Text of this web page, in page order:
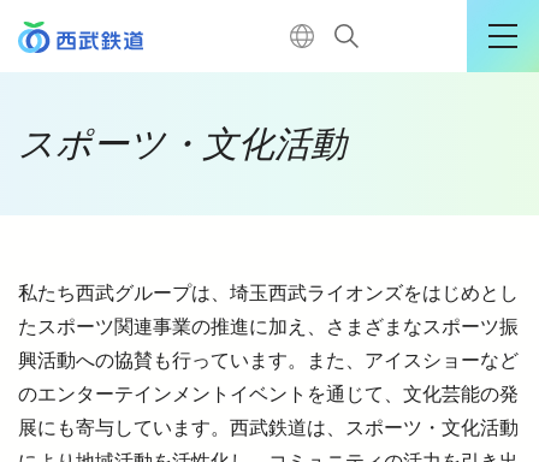
TOP
電車に乗る
暮らす
スポーツ・文化活動
私たち西武グループは、埼玉西武ライオンズをはじめとし
たスポーツ関連事業の推進に加え、さまざまなスポーツ振
興活動への協賛も行っています。また、アイスショーなど
のエンターテインメントイベントを通じて、文化芸能の発
展にも寄与しています。西武鉄道は、スポーツ・文化活動